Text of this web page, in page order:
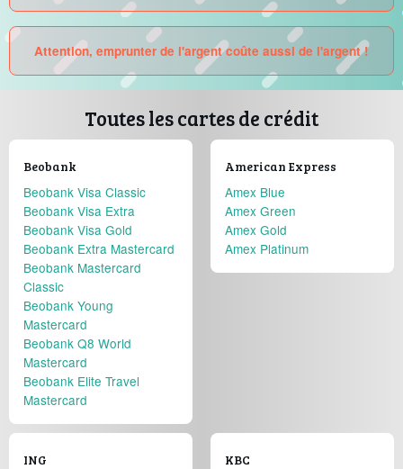
Attention, emprunter de l'argent coûte aussi de l'argent !
Toutes les cartes de crédit
Beobank
Beobank Visa Classic
Beobank Visa Extra
Beobank Visa Gold
Beobank Extra Mastercard
Beobank Mastercard
Classic
Beobank Young
Mastercard
Beobank Q8 World
Mastercard
Beobank Elite Travel
Mastercard
American Express
Amex Blue
Amex Green
Amex Gold
Amex Platinum
ING KBC